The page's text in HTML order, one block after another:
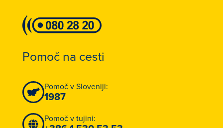
Pomoč na cesti
Pomoč v Sloveniji:
1987
Pomoč v tujini: